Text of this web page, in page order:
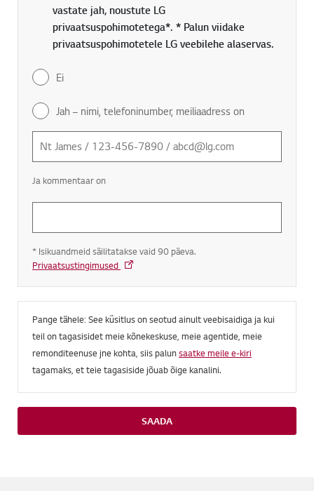
vastate jah, noustute LG
privaatsuspohimotetega*. * Palun viidake
privaatsuspohimotetele LG veebilehe alaservas.
Ei
Jah – nimi, telefoninumber, meiliaadress on
Ja kommentaar on
* Isikuandmeid säilitatakse vaid 90 päeva.
Privaatsustingimused
Pange tähele: See küsitlus on seotud ainult veebisaidiga ja kui
teil on tagasisidet meie kõnekeskuse, meie agentide, meie
remonditeenuse jne kohta, siis palunsaatke meile e-kiri
tagamaks, et teie tagasiside jõuab õige kanalini.
SAADA